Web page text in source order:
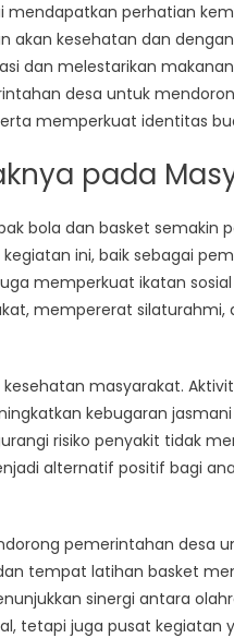
mendapatkan perhatian
akan kesehatan dan
dan melestarikan
desa untuk
memperkuat identitas
pada
bola dan basket semakin
ini, baik sebagai
memperkuat ikatan
mempererat
masyarakat.
kebugaran
risiko penyakit tidak
alternatif positif bagi
pemerintahan desa
tempat latihan basket
sinergi antara
tetapi juga pusat kegiatan